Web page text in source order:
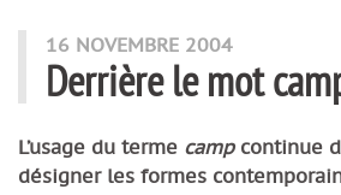
16 NOVEMBRE 2004
Derrière le mot
L’usage du terme camp continue
désigner les formes